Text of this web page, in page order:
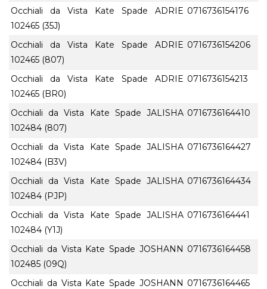
Occhiali da Vista Kate Spade ADRIE
102465 (35J)
0716736154176
Occhiali da Vista Kate Spade ADRIE
102465 (807)
0716736154206
Occhiali da Vista Kate Spade ADRIE
102465 (BR0)
0716736154213
Occhiali da Vista Kate Spade JALISHA
102484 (807)
0716736164410
Occhiali da Vista Kate Spade JALISHA
102484 (B3V)
0716736164427
Occhiali da Vista Kate Spade JALISHA
102484 (PJP)
0716736164434
Occhiali da Vista Kate Spade JALISHA
102484 (Y1J)
0716736164441
Occhiali da Vista Kate Spade JOSHANN
102485 (09Q)
0716736164458
Occhiali da Vista Kate Spade JOSHANN 0716736164465